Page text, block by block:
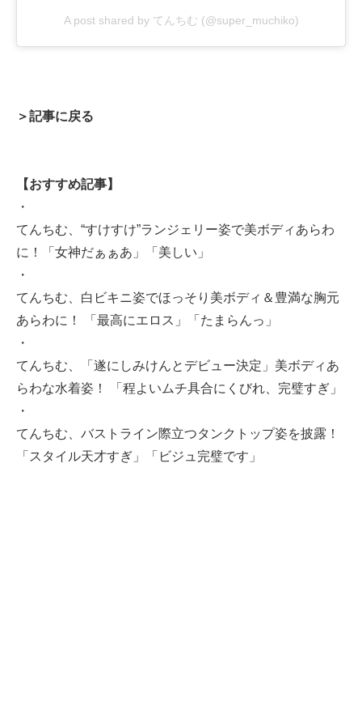
A post shared by てんちむ (@super_muchiko)
＞記事に戻る
【おすすめ記事】
・
てんちむ、“すけすけ”ランジェリー姿で美ボディあらわ
に！「女神だぁぁあ」「美しい」
・
てんちむ、白ビキニ姿でほっそり美ボディ＆豊満な胸元
あらわに！ 「最高にエロス」「たまらんっ」
・
てんちむ、「遂にしみけんとデビュー決定」美ボディあ
らわな水着姿！ 「程よいムチ具合にくびれ、完璧すぎ」
・
てんちむ、バストライン際立つタンクトップ姿を披露！
「スタイル天才すぎ」「ビジュ完璧です」